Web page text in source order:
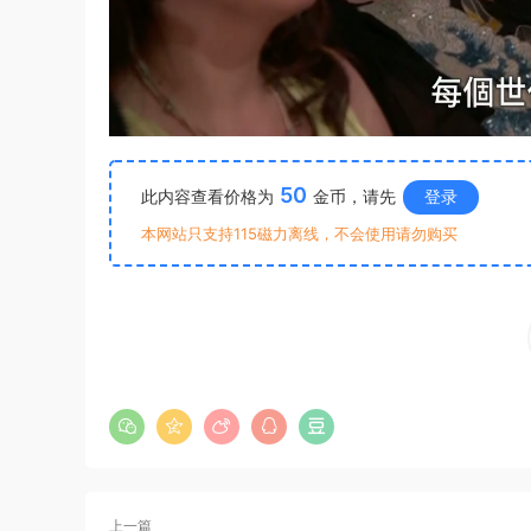
此内容查看价格为 50 金币，请先 登录
本网站只支持115磁力离线，不会使用请勿购买
上一篇